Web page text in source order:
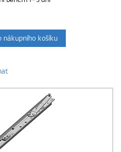
nákupního košíku